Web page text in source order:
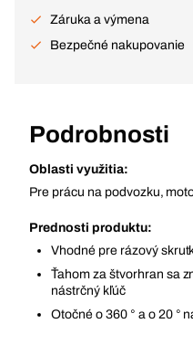
Záruka a výmena
Bezpečné nakupovanie
Podrobnosti
Oblasti využitia:
Pre prácu na podvozku,
Prednosti produktu:
Vhodné pre rázový
Ťahom za štvorhran sa
nástrčný kľúč
Otočné o 360 ° a o 20 °